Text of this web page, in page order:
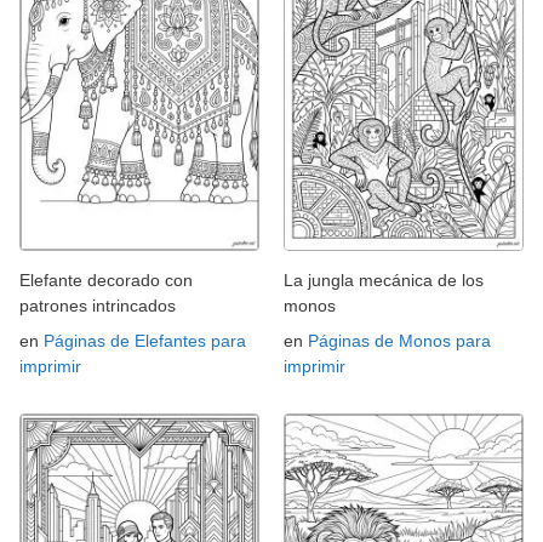
Elefante decorado con
patrones intrincados
en Páginas de Elefantes para
imprimir
La jungla mecánica de los
monos
en Páginas de Monos para
imprimir